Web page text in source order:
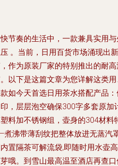
节奏的生活中，一款兼具实用
。当前，日用百货市场涌现出
作为原装厂家的特别推出的耐
以下是这篇文章为您详解这类
如今天首选日用茶水搭配产品
，层层泡空确保300字多套原
料加不锈钢组，壶身的304材料
沸带薄刮纹把整体放进无蒸汽
置隔茶可解流袋,即随时用水壶
哦。到雪山最高温至酒店再查